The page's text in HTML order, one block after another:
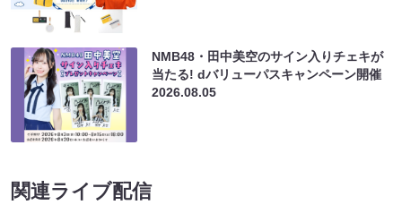
NMB48・田中美空のサイン入りチェキが
当たる! dバリューパスキャンペーン開催
2026.08.05
関連ライブ配信